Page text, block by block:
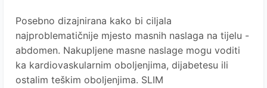
Posebno dizajnirana kako bi ciljala
najproblematičnije mjesto masnih naslaga na tijelu -
abdomen. Nakupljene masne naslage mogu voditi
ka kardiovaskularnim oboljenjima, dijabetesu ili
ostalim teškim oboljenjima. SLIM